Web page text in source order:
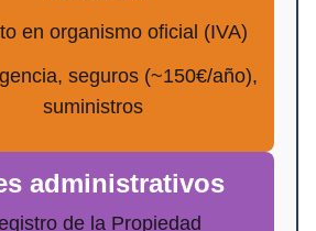
en organismo oficial (IVA)
seguros (~150€/año),
suministros
administrativos
de la Propiedad